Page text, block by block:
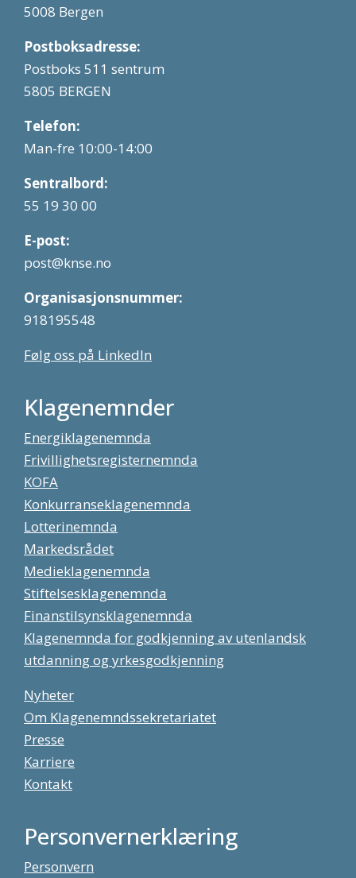
5008 Bergen
Postboksadresse:
Postboks 511 sentrum
5805 BERGEN
Telefon:
Man-fre 10:00-14:00
Sentralbord:
55 19 30 00
E-post:
post@knse.no
Organisasjonsnummer:
918195548
Følg oss på LinkedIn
Klagenemnder
Energiklagenemnda
Frivillighetsregisternemnda
KOFA
Konkurranseklagenemnda
Lotterinemnda
Markedsrådet
Medieklagenemnda
Stiftelsesklagenemnda
Finanstilsynsklagenemnda
Klagenemnda for godkjenning av utenlandsk
utdanning og yrkesgodkjenning
Nyheter
Om Klagenemndssekretariatet
Presse
Karriere
Kontakt
Personvernerklæring
Personvern